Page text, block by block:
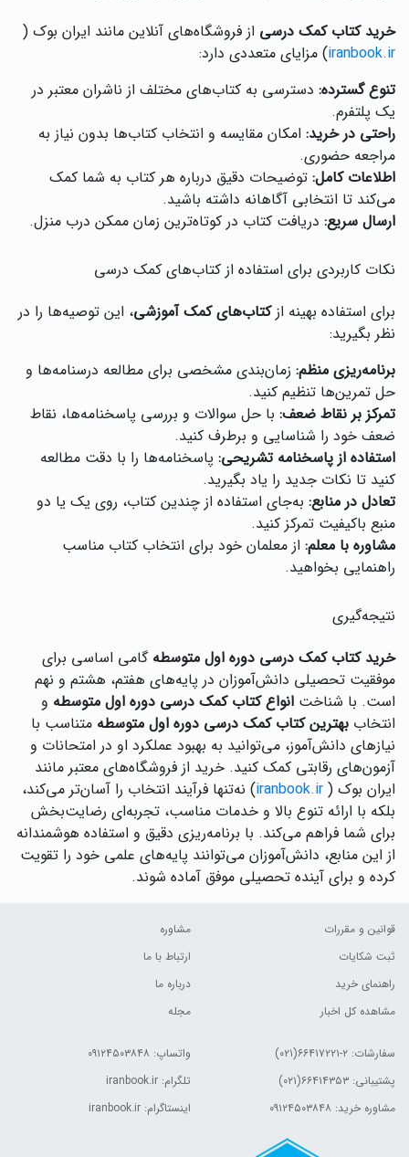
خرید کتاب کمک درسی از فروشگاه‌های آنلاین مانند ایران بوک (
iranbook.ir) مزایای متعددی دارد:
تنوع گسترده: دسترسی به کتاب‌های مختلف از ناشران معتبر در
یک پلتفرم.
راحتی در خرید: امکان مقایسه و انتخاب کتاب‌ها بدون نیاز به
مراجعه حضوری.
اطلاعات کامل: توضیحات دقیق درباره هر کتاب به شما کمک
می‌کند تا انتخابی آگاهانه داشته باشید.
ارسال سریع: دریافت کتاب در کوتاه‌ترین زمان ممکن درب منزل.
نکات کاربردی برای استفاده از کتاب‌های کمک درسی
برای استفاده بهینه ازکتاب‌های کمک آموزشی، این توصیه‌ها را در
نظر بگیرید:
برنامه‌ریزی منظم: زمان‌بندی مشخصی برای مطالعه درسنامه‌ها و
حل تمرین‌ها تنظیم کنید.
تمرکز بر نقاط ضعف: با حل سوالات و بررسی پاسخنامه‌ها، نقاط
ضعف خود را شناسایی و برطرف کنید.
استفاده از پاسخنامه تشریحی: پاسخنامه‌ها را با دقت مطالعه
کنید تا نکات جدید را یاد بگیرید.
تعادل در منابع: به‌جای استفاده از چندین کتاب، روی یک یا دو
منبع باکیفیت تمرکز کنید.
مشاوره با معلم: از معلمان خود برای انتخاب کتاب مناسب
راهنمایی بخواهید.
نتیجه‌گیری
خرید کتاب کمک درسی دوره اول متوسطه گامی اساسی برای
موفقیت تحصیلی دانش‌آموزان در پایه‌های هفتم، هشتم و نهم
است. با شناخت انواع کتاب کمک درسی دوره اول متوسطه و
انتخاب بهترین کتاب کمک درسی دوره اول متوسطه متناسب با
نیازهای دانش‌آموز، می‌توانید به بهبود عملکرد او در امتحانات و
آزمون‌های رقابتی کمک کنید. خرید از فروشگاه‌های معتبر مانند
ایران بوک ( iranbook.ir) نه‌تنها فرآیند انتخاب را آسان‌تر می‌کند،
بلکه با ارائه تنوع بالا و خدمات مناسب، تجربه‌ای رضایت‌بخش
برای شما فراهم می‌کند. با برنامه‌ریزی دقیق و استفاده هوشمندانه
از این منابع، دانش‌آموزان می‌توانند پایه‌های علمی خود را تقویت
کرده و برای آینده تحصیلی موفق آماده شوند.
قوانین و مقررات
ثبت شکایات
راهنمای خرید
مشاهده کل اخبار
مشاوره
ارتباط با ما
درباره ما
مجله
سفارشات: ۲-۶۶۴۱۷۲۲۱(۰۲۱)
پشتیبانی: ۶۶۴۱۴۳۵۳(۰۲۱)
مشاوره خرید: ۰۹۱۲۴۵۰۳۸۴۸
واتساپ: ۰۹۱۲۴۵۰۳۸۴۸
تلگرام: iranbook.ir
اینستاگرام: iranbook.ir